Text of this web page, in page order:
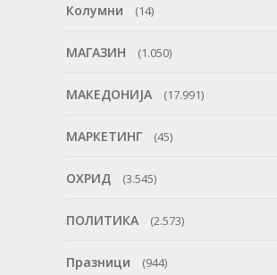
Колумни (14)
МАГАЗИН (1.050)
МАКЕДОНИЈА (17.991)
МАРКЕТИНГ (45)
ОХРИД (3.545)
ПОЛИТИКА (2.573)
Празници (944)